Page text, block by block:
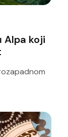
Alpa koji